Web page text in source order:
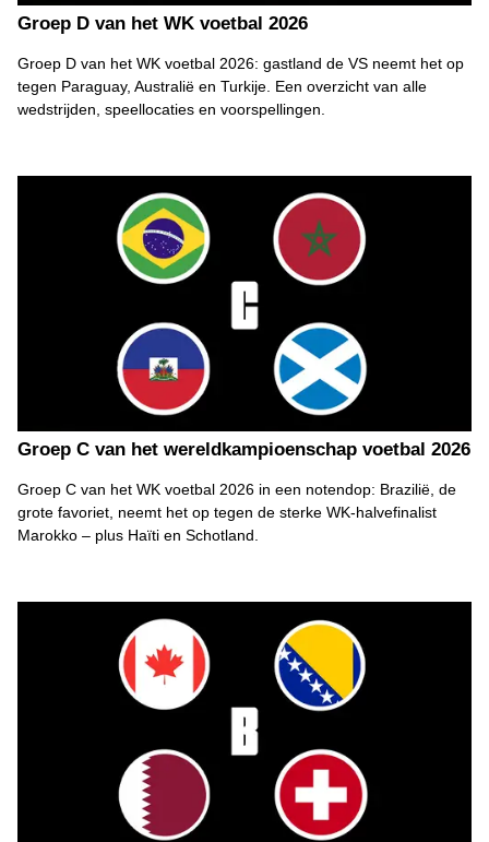
Groep D van het WK voetbal 2026
Groep D van het WK voetbal 2026: gastland de VS neemt het op
tegen Paraguay, Australië en Turkije. Een overzicht van alle
wedstrijden, speellocaties en voorspellingen.
Groep C van het wereldkampioenschap voetbal 2026
Groep C van het WK voetbal 2026 in een notendop: Brazilië, de
grote favoriet, neemt het op tegen de sterke WK-halvefinalist
Marokko – plus Haïti en Schotland.